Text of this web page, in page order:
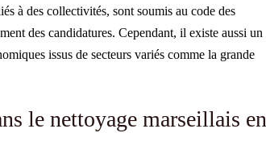
à des collectivités, sont soumis au code des
des candidatures. Cependant, il existe aussi un
issus de secteurs variés comme la grande
le nettoyage marseillais en